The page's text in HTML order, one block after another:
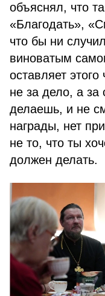
объяснял, что
«Благодать»,
что бы ни
виноватым
оставляет
не за дело, а
делаешь, и не
награды, нет
не то, что ты
должен делать.